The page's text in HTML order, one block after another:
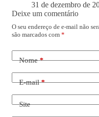
31 de dezembro de
Deixe um comentário
O seu endereço de e-mail não
são marcados com *
Nome*
E-mail*
Site